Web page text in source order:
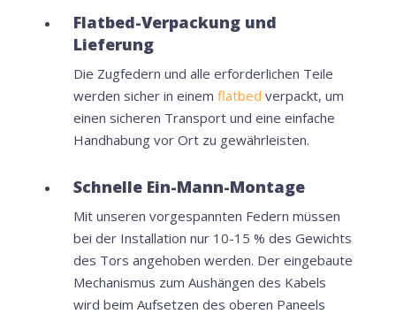
Flatbed-Verpackung und
Lieferung
Die Zugfedern und alle erforderlichen Teile
werden sicher in einem flatbed verpackt, um
einen sicheren Transport und eine einfache
Handhabung vor Ort zu gewährleisten.
Schnelle Ein-Mann-Montage
Mit unseren vorgespannten Federn müssen
bei der Installation nur 10-15 % des Gewichts
des Tors angehoben werden. Der eingebaute
Mechanismus zum Aushängen des Kabels
wird beim Aufsetzen des oberen Paneels